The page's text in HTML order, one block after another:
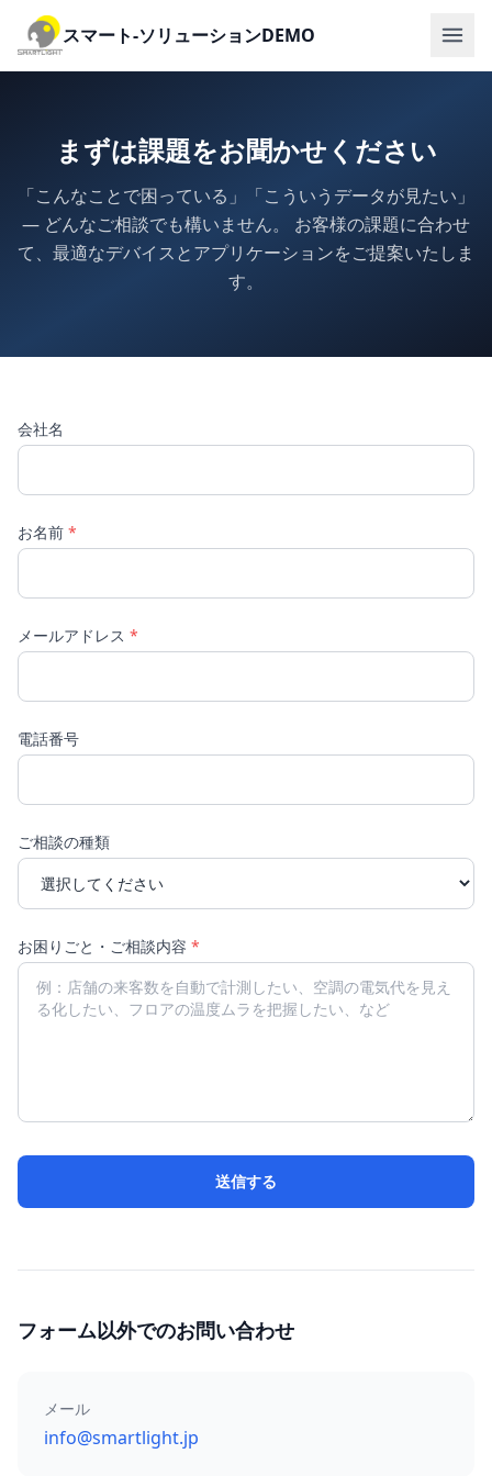
スマート-ソリューションDEMO
まずは課題をお聞かせください
「こんなことで困っている」「こういうデータが見たい」
― どんなご相談でも構いません。
お客様の課題に合わせ
て、最適なデバイスとアプリケーションをご提案いたしま
す。
会社名
お名前 *
メールアドレス *
電話番号
ご相談の種類
お困りごと・ご相談内容 *
送信する
フォーム以外でのお問い合わせ
メール
info@smartlight.jp